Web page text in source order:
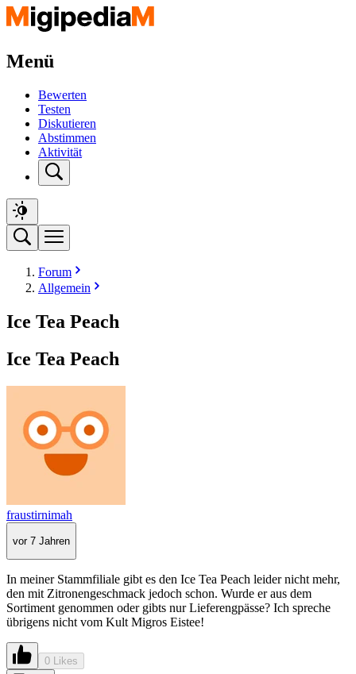
Menü
Bewerten
Testen
Diskutieren
Abstimmen
Aktivität
Forum
Allgemein
Ice Tea Peach
Ice Tea Peach
fraustirnimah
vor 7 Jahren
In meiner Stammfiliale gibt es den Ice Tea Peach leider nicht mehr,
den mit Zitronengeschmack jedoch schon. Wurde er aus dem
Sortiment genommen oder gibts nur Lieferengpässe? Ich spreche
übrigens nicht vom Kult Migros Eistee!
0 Likes